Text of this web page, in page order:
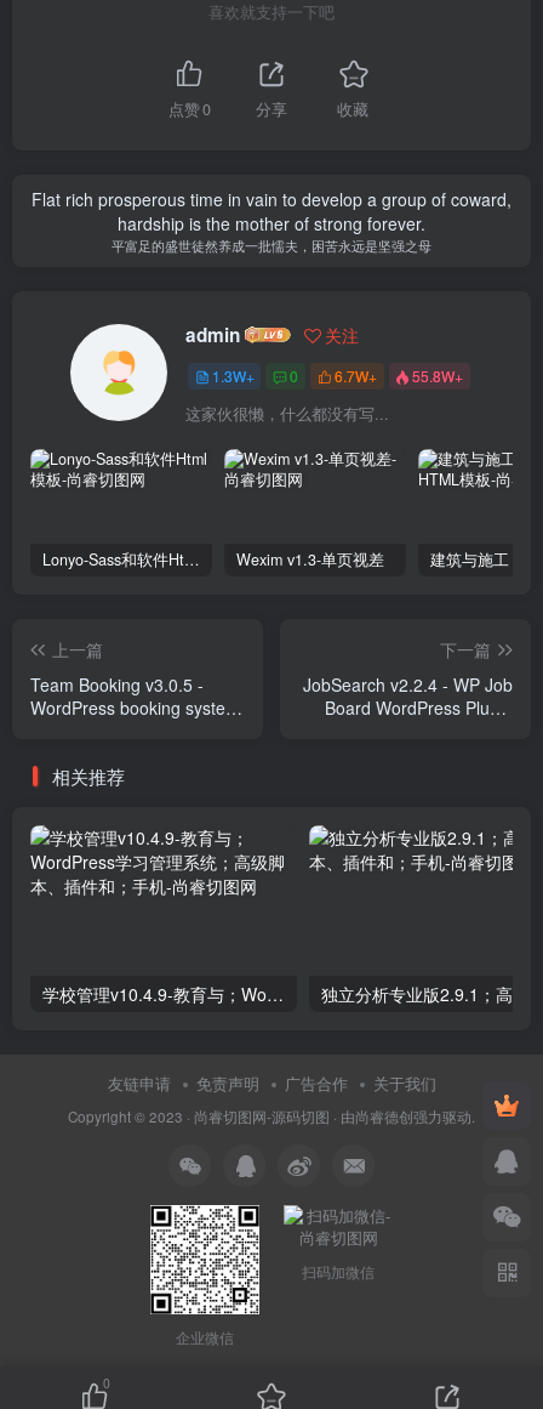
喜欢就支持一下吧
点赞0 分享 收藏
Flat rich prosperous time in vain to develop a group of coward,
hardship is the mother of strong forever.
平富足的盛世徒然养成一批懦夫，困苦永远是坚强之母
admin 关注
1.3W+ 0 6.7W+ 55.8W+
这家伙很懒，什么都没有写...
Lonyo-Sass和软件Html模板 Wexim v1.3-单页视差
上一篇
Team Booking v3.0.5 -
WordPress booking system
下一篇
JobSearch v2.2.4 - WP Job
Board WordPress Plugin
相关推荐
学校管理v10.4.9-教育与；WordPress学习管理系统；高级脚本、插件和；手机
友链申请 免责声明 广告合作 关于我们
Copyright © 2023 · 尚睿切图网-源码切图 · 由尚睿德创强力驱动.
企业微信
扫码加微信
0